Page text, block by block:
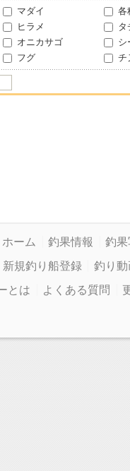
マダイ
各
ヒラメ
タ
オニカサゴ
シ
フグ チ
ホーム 釣果情報
釣
新規釣り船登録
釣り動
とは
よくある質問